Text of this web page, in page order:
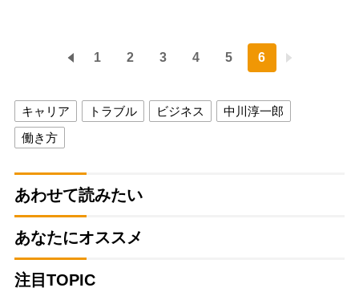
1 2 3 4 5 6
キャリア トラブル ビジネス
中川淳一郎
働き方
あわせて読みたい
あなたにオススメ
注目TOPIC